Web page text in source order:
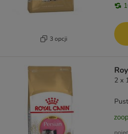
3 opcji
2 x